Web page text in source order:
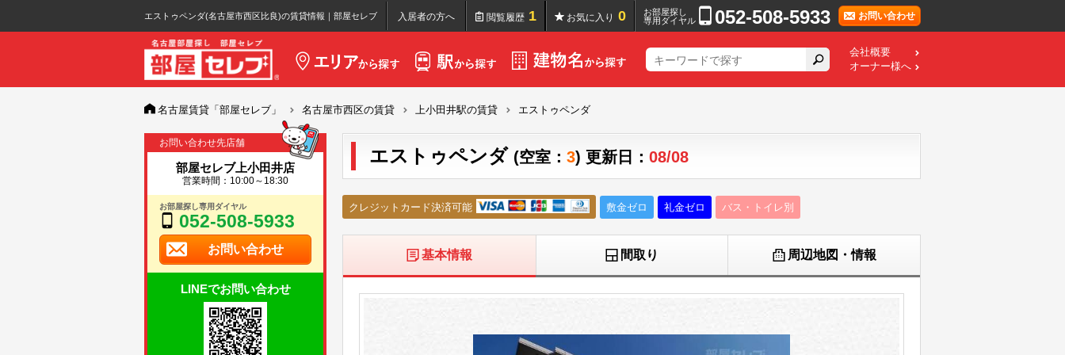
エストゥペンダ(名古屋市西区比良)の賃貸情報｜部屋セレブ 入居者の方へ 閲覧履歴 1 お気に入り 0
お部屋探し
専用ダイヤル
052-508-5933 お問い合わせ
会社概要
オーナー様へ
名古屋賃貸「部屋セレブ」 名古屋市西区の賃貸 上小田井駅の賃貸 エストゥペンダ
お問い合わせ先店舗
部屋セレブ上小田井店
営業時間：10:00～18:30
お部屋探し専用ダイヤル
052-508-5933
お問い合わせ
LINEでお問い合わせ
エストゥペンダ (空室： 3) 更新日： 08/08
クレジットカード決済可能 敷金ゼロ 礼金ゼロ バス・トイレ別
基本情報 間取り 周辺地図・情報